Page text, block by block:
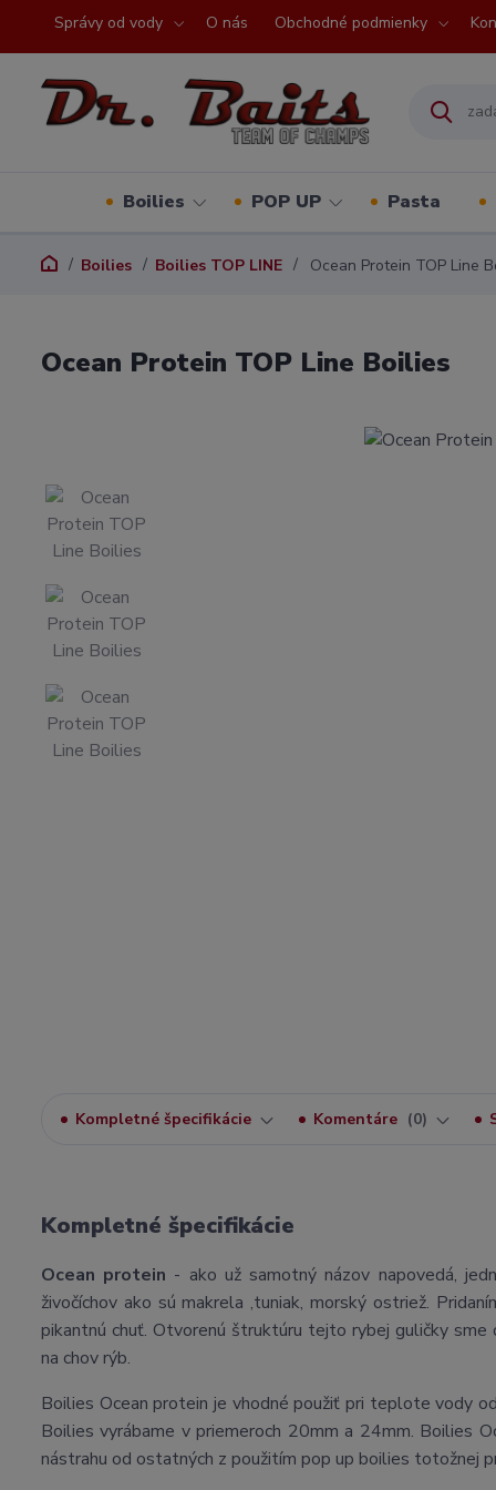
Správy od vody O nás Obchodné podmienky
Boilies POP UP Pasta
Boilies Boilies TOP LINE Ocean Protein TOP Line
Ocean Protein TOP Line Boilies
Kompletné špecifikácie Komentáre 0
Kompletné špecifikácie
Ocean protein - ako už samotný názov napovedá,
živočíchov ako sú makrela ,tuniak, morský ostriež.
pikantnú chuť. Otvorenú štruktúru tejto rybej guličky
na chov rýb.
Boilies Ocean protein je vhodné použiť pri teplote vody
Boilies vyrábame v priemeroch 20mm a 24mm. Boilies
nástrahu od ostatných z použitím pop up boilies totožnej